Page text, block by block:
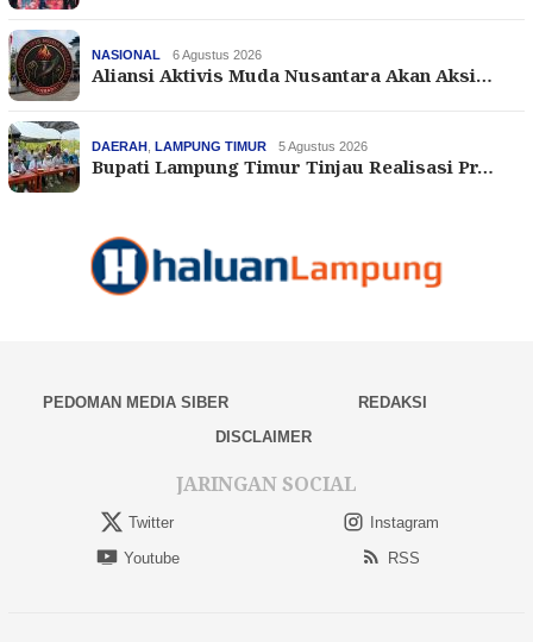
NASIONAL 6 Agustus 2026
Aliansi Aktivis Muda Nusantara Akan Aksi…
DAERAH LAMPUNG TIMUR 5 Agustus 2026
Bupati Lampung Timur Tinjau Realisasi Pr…
PEDOMAN MEDIA SIBER
REDAKSI
DISCLAIMER
JARINGAN SOCIAL
Twitter
Instagram
Youtube
RSS